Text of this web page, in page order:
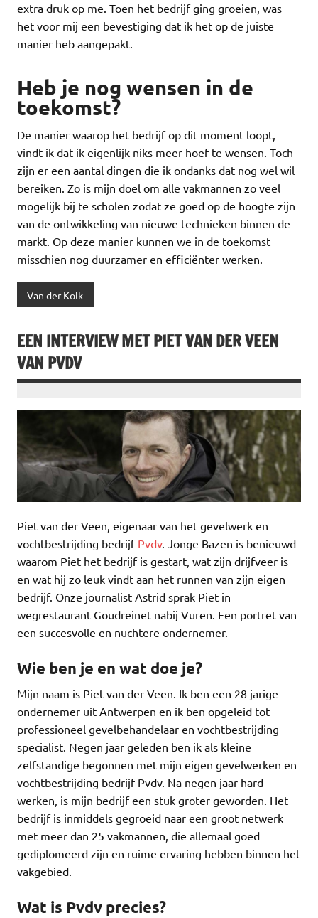
extra druk op me. Toen het bedrijf ging groeien, was
het voor mij een bevestiging dat ik het op de juiste
manier heb aangepakt.
Heb je nog wensen in de
toekomst?
De manier waarop het bedrijf op dit moment loopt,
vindt ik dat ik eigenlijk niks meer hoef te wensen. Toch
zijn er een aantal dingen die ik ondanks dat nog wel wil
bereiken. Zo is mijn doel om alle vakmannen zo veel
mogelijk bij te scholen zodat ze goed op de hoogte zijn
van de ontwikkeling van nieuwe technieken binnen de
markt. Op deze manier kunnen we in de toekomst
misschien nog duurzamer en efficiënter werken.
Van der Kolk
EEN INTERVIEW MET PIET VAN DER VEEN
VAN PVDV
Piet van der Veen, eigenaar van het gevelwerk en
vochtbestrijding bedrijf Pvdv. Jonge Bazen is benieuwd
waarom Piet het bedrijf is gestart, wat zijn drijfveer is
en wat hij zo leuk vindt aan het runnen van zijn eigen
bedrijf. Onze journalist Astrid sprak Piet in
wegrestaurant Goudreinet nabij Vuren. Een portret van
een succesvolle en nuchtere ondernemer.
Wie ben je en wat doe je?
Mijn naam is Piet van der Veen. Ik ben een 28 jarige
ondernemer uit Antwerpen en ik ben opgeleid tot
professioneel gevelbehandelaar en vochtbestrijding
specialist. Negen jaar geleden ben ik als kleine
zelfstandige begonnen met mijn eigen gevelwerken en
vochtbestrijding bedrijf Pvdv. Na negen jaar hard
werken, is mijn bedrijf een stuk groter geworden. Het
bedrijf is inmiddels gegroeid naar een groot netwerk
met meer dan 25 vakmannen, die allemaal goed
gediplomeerd zijn en ruime ervaring hebben binnen het
vakgebied.
Wat is Pvdv precies?